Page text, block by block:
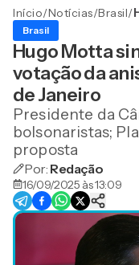
Início/Notícias/Brasil/
Brasil
Hugo Motta
votação da
de Janeiro
Presidente da
bolsonaristas;
proposta
Por: Redação
16/09/2025 às 13:09